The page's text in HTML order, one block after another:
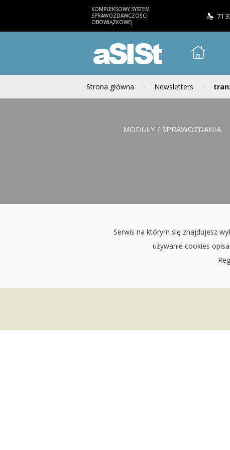
KOMPLEKSOWY SYSTEM
SPRAWOZDAWCZOŚCI
OBOWIĄZKOWEJ
71
aSISt
Strona główna > Newsletters >
MODUŁY / SPRAWOZDANIA
Serwis na którym się znajdujesz
używanie cookies